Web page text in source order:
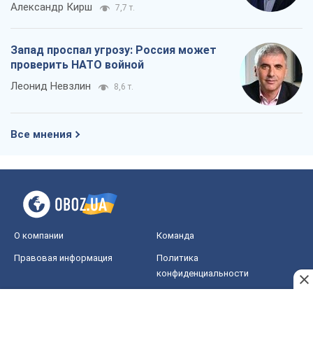
Александр Кирш 7,7 т.
Запад проспал угрозу: Россия может
проверить НАТО войной
Леонид Невзлин 8,6 т.
Все мнения
О компании Команда
Правовая информация
Политика
конфиденциальности